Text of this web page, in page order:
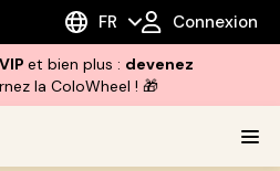
FR Connexion
et bien plus : devenez
la ColoWheel ! 🎁